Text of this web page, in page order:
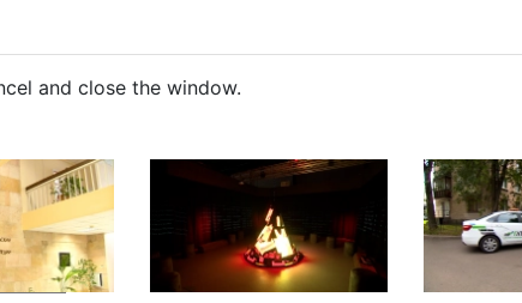
and close the window.